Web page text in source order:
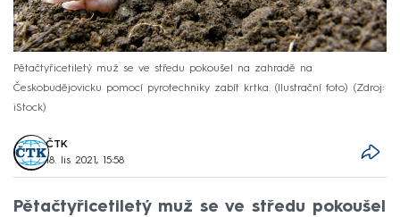
Pětačtyřicetiletý muž se ve středu pokoušel na zahradě na
Českobudějovicku pomocí pyrotechniky zabít krtka. (Ilustrační foto)
Zdroj:
iStock
ČTK
18. lis 2021, 15:58
Pětačtyřicetiletý muž se ve středu pokoušel